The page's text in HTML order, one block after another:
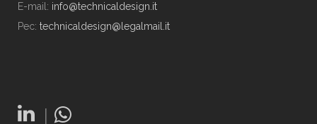
E-mail: info@technicaldesign.it
Pec: technicaldesign@legalmail.it
|